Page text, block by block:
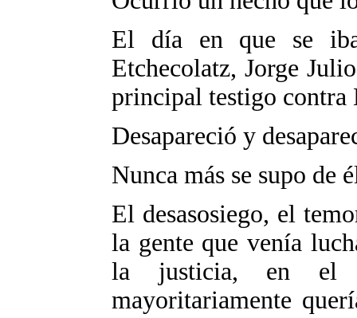
El día en que se
Etchecolatz, Jorge
principal testigo contra
Desapareció y
Nunca más se supo de
El desasosiego, el
la gente que venía
la justicia, en el
mayoritariamente